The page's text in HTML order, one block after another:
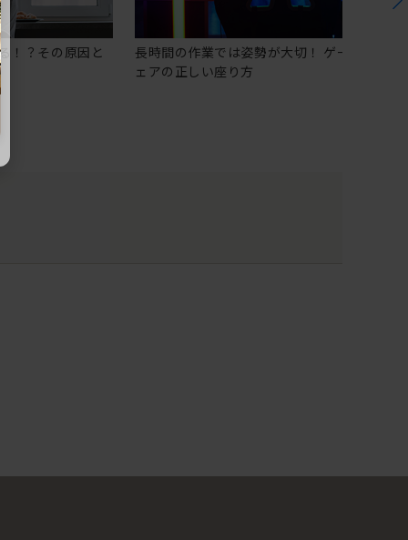
！？その原因と
長時間の作業では姿勢が大切！ ゲーミングチ
ェアの正しい座り方